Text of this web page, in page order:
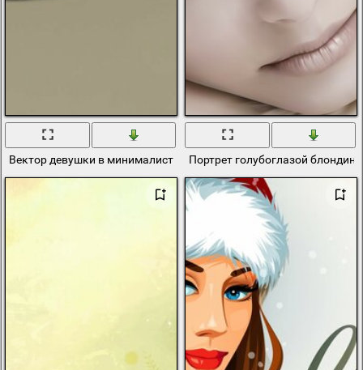
Вектор девушки в минималистическом костюме
Портрет голубоглазой